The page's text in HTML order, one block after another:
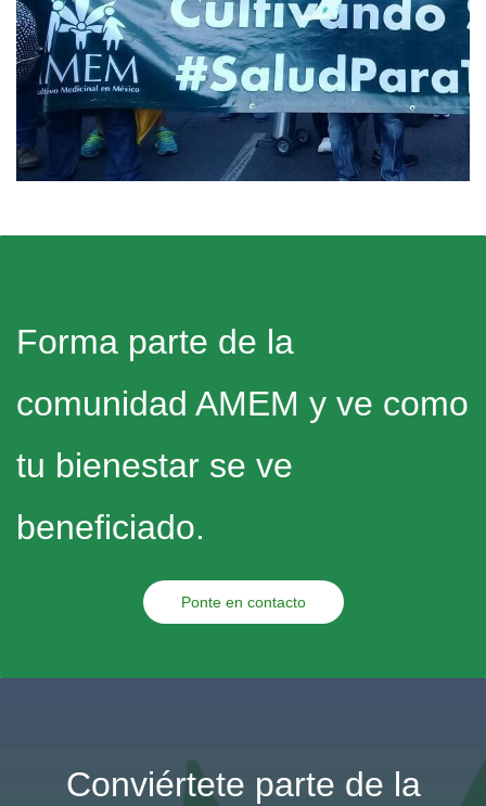
Forma parte de la
comunidad AMEM y ve como
tu bienestar se ve
beneficiado.
Ponte en contacto
Conviértete parte de la